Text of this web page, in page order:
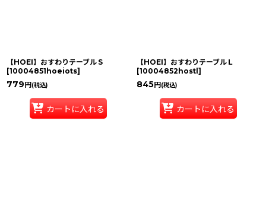
【HOEI】おすわりテーブルＳ
[10004851hoeiots]
779 円 (税込)
カートに入れる
【HOEI】おすわりテーブルＬ
[10004852hostl ]
845円 (税込)
カートに入れる